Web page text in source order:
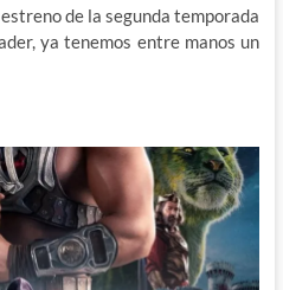
de la segunda temporada
ya tenemos entre manos un